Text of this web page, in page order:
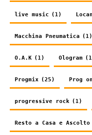
live music (1)
Macchina Pneumatica (1)
O.A.K (1) Ologram
Progmix (25) Prog
progressive rock (1)
Resto a Casa e Ascolto